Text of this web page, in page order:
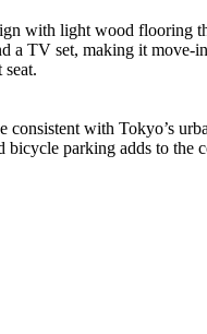
with light wood flooring
a TV set, making it
with Tokyo’s
bicycle parking adds to